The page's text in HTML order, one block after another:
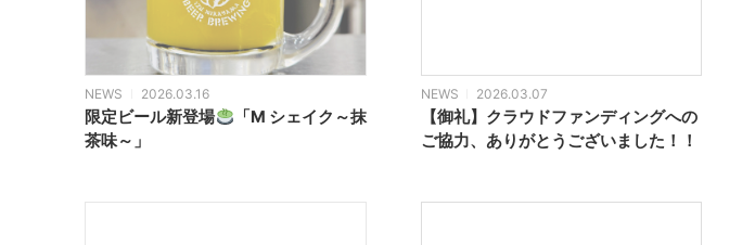
NEWS 2026.03.16
限定ビール新登場
「M シェイク～抹
茶味～」
NEWS 2026.03.07
【御礼】クラウドファンディングへの
ご協力、ありがとうございました！！